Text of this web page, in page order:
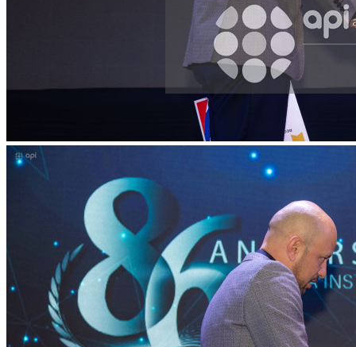
WhatsApp